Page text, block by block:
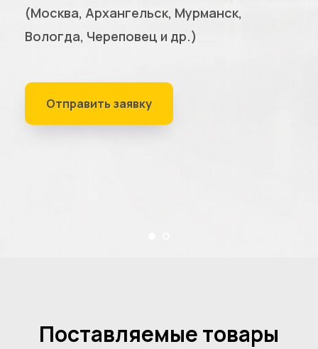
(Москва, Архангельск, Мурманск,
Вологда, Череповец и др.)
Отправить заявку
Поставляемые товары